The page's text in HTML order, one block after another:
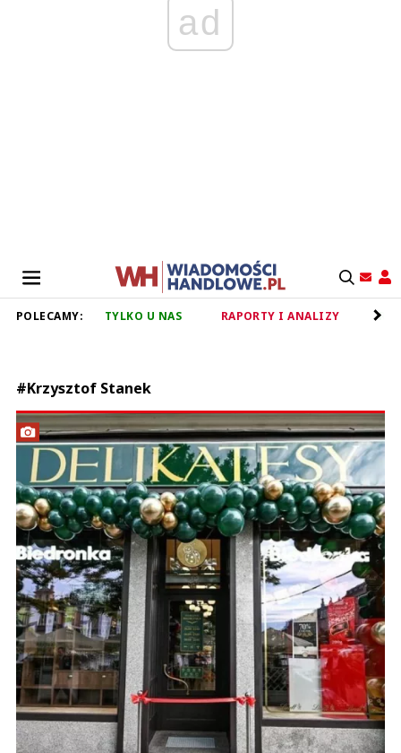
ad
POLECAMY: TYLKO U NAS RAPORTY I ANALIZY
#Krzysztof Stanek